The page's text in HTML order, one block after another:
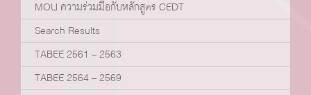
MOU ความร่วมมือกับหลักสูตร CEDT
Search Results
TABEE 2561 – 2563
TABEE 2564 – 2569